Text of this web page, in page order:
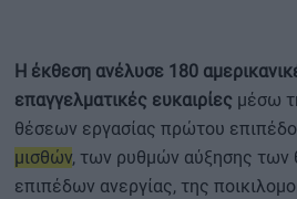
Η έκθεση ανέλυσε 180
επαγγελματικές ευκαιρίες μέσω
θέσεων εργασίας πρώτου
μισθών, των ρυθμών αύξησης των
επιπέδων ανεργίας, της